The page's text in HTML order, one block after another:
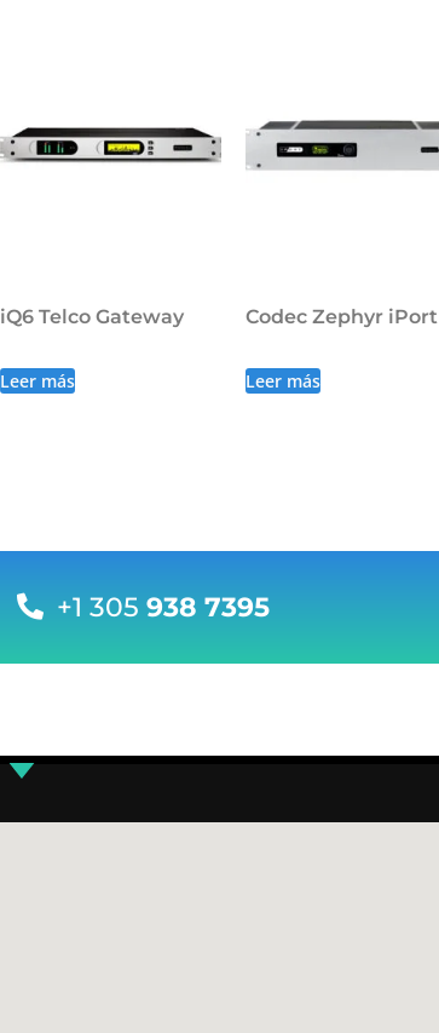
iQ6 Telco Gateway
Leer más
Codec Zephyr iPort
Leer más
+1 305 938 7395